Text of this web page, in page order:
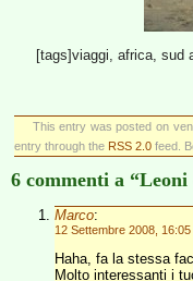
[tags]viaggi, africa, sud
This entry was posted on
entry through the RSS 2.0 feed.
6 commenti a “Leoni
Marco:
12 Settembre 2008, 16:05
Haha, fa la stessa
Molto interessanti i